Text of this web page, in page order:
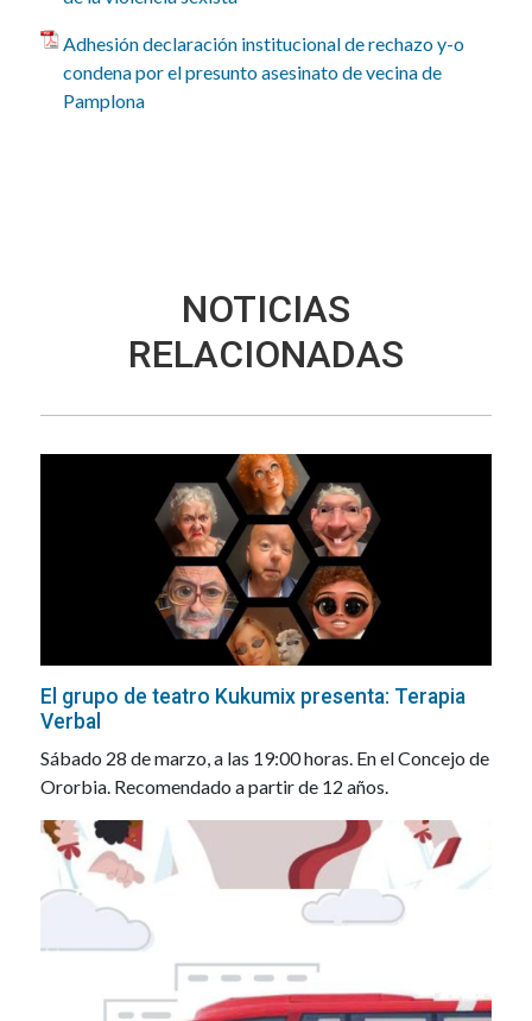
Adhesión declaración institucional de rechazo y-o
condena por el presunto asesinato de vecina de
Pamplona
NOTICIAS
RELACIONADAS
El grupo de teatro Kukumix presenta: Terapia
Verbal
Sábado 28 de marzo, a las 19:00 horas. En el Concejo de
Ororbia. Recomendado a partir de 12 años.